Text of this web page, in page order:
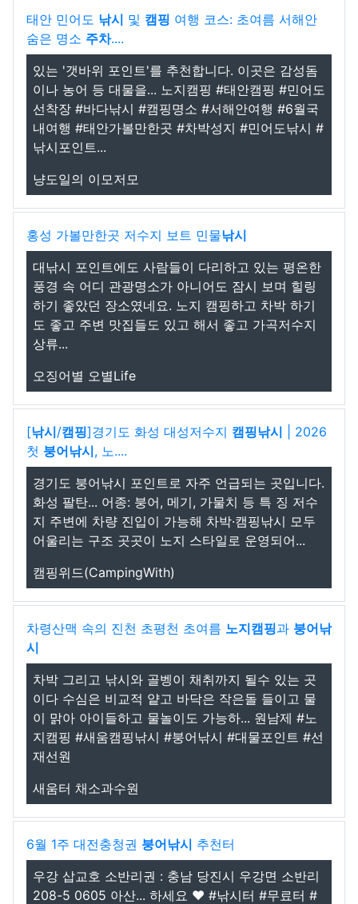
태안 민어도 낚시 및 캠핑 여행 코스: 초여름 서해안
숨은 명소 주차....
있는 '갯바위 포인트'를 추천합니다. 이곳은 감성돔
이나 농어 등 대물을... 노지캠핑 #태안캠핑 #민어도
선착장 #바다낚시 #캠핑명소 #서해안여행 #6월국
내여행 #태안가볼만한곳 #차박성지 #민어도낚시 #
낚시포인트...
냥도일의 이모저모
홍성 가볼만한곳 저수지 보트 민물낚시
대낚시 포인트에도 사람들이 다리하고 있는 평온한
풍경 속 어디 관광명소가 아니어도 잠시 보며 힐링
하기 좋았던 장소였네요. 노지 캠핑하고 차박 하기
도 좋고 주변 맛집들도 있고 해서 좋고 가곡저수지
상류...
오징어별 오별Life
[낚시/캠핑]경기도 화성 대성저수지 캠핑낚시 | 2026
첫 붕어낚시, 노....
경기도 붕어낚시 포인트로 자주 언급되는 곳입니다.
화성 팔탄... 어종: 붕어, 메기, 가물치 등 특 징 저수
지 주변에 차량 진입이 가능해 차박·캠핑낚시 모두
어울리는 구조 곳곳이 노지 스타일로 운영되어...
캠핑위드(CampingWith)
차령산맥 속의 진천 초평천 초여름 노지캠핑과 붕어낚
시
차박 그리고 낚시와 골벵이 채취까지 될수 있는 곳
이다 수심은 비교적 얕고 바닥은 작은돌 들이고 물
이 맑아 아이들하고 물놀이도 가능하... 원남제 #노
지캠핑 #새움캠핑낚시 #붕어낚시 #대물포인트 #선
재선원
새움터 채소과수원
6월 1주 대전충청권 붕어낚시 추천터
우강 삽교호 소반리권 : 충남 당진시 우강면 소반리
208-5 0605 아산... 하세요 ❤️ #낚시터 #무료터 #